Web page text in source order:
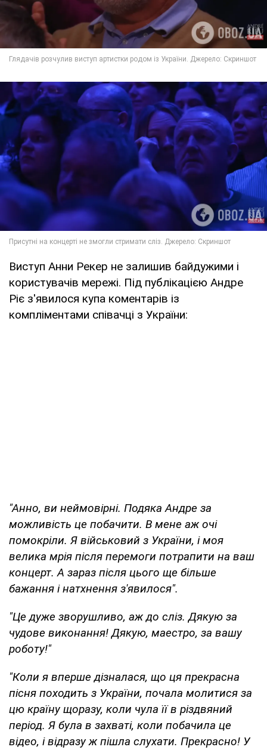
Виступ Анни Рекер не залишив байдужими і
користувачів мережі. Під публікацією Андре
Ріє з'явилося купа коментарів із
компліментами співачці з України:
"Анно, ви неймовірні. Подяка Андре за
можливість це побачити. В мене аж очі
помокріли. Я військовий з України, і моя
велика мрія після перемоги потрапити на ваш
концерт. А зараз після цього ще більше
бажання і натхнення з'явилося".
"Це дуже зворушливо, аж до сліз. Дякую за
чудове виконання! Дякую, маестро, за вашу
роботу!"
"Коли я вперше дізналася, що ця прекрасна
пісня походить з України, почала молитися за
цю країну щоразу, коли чула її в різдвяний
період. Я була в захваті, коли побачила це
відео, і відразу ж пішла слухати. Прекрасно! У